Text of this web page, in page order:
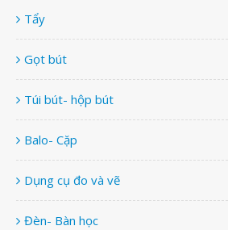
Tẩy
Gọt bút
Túi bút- hộp bút
Balo- Cặp
Dụng cụ đo và vẽ
Đèn- Bàn học